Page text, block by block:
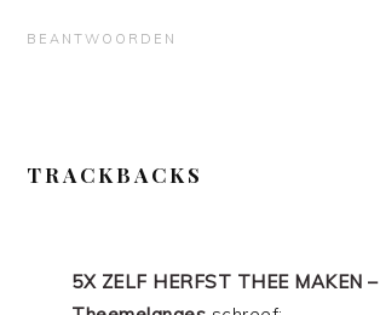
BEANTWOORDEN
TRACKBACKS
5X ZELF HERFST THEE MAKEN –